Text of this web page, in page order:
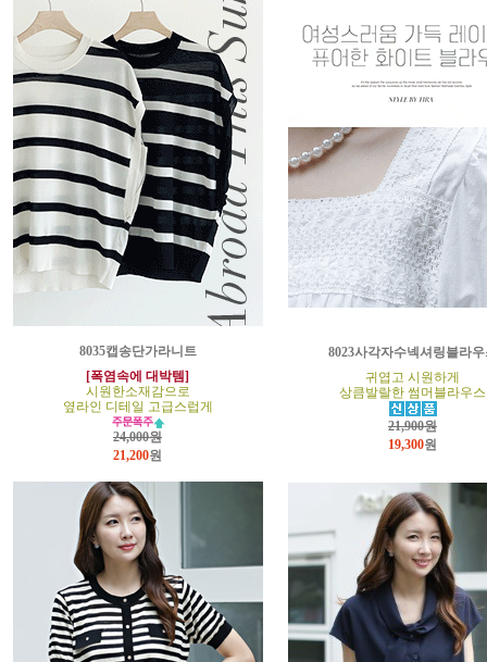
8035캡송단가라니트
[폭염속에 대박템]
시원한소재감으로
옆라인 디테일 고급스럽게
24,000원
21,200원
8023사각자수넥셔링블라우
귀엽고 시원하게
상큼발랄한 썸머블라우스
21,900원
19,300원